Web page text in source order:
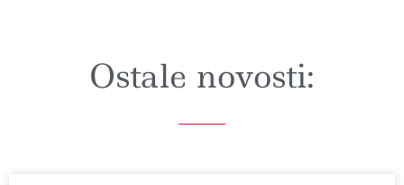
Ostale novosti: